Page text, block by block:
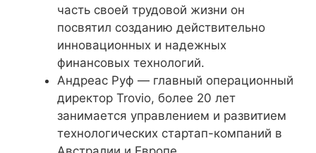
часть своей трудовой жизни он
посвятил созданию действительно
инновационных и надежных
финансовых технологий.
Андреас Руф — главный операционный
директор Trovio, более 20 лет
занимается управлением и развитием
технологических стартап-компаний в